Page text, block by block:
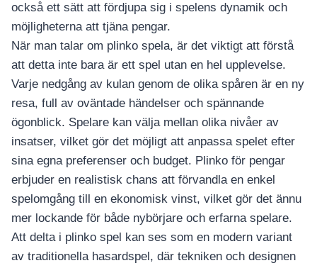
också ett sätt att fördjupa sig i spelens dynamik och
möjligheterna att tjäna pengar.
När man talar om plinko spela, är det viktigt att förstå
att detta inte bara är ett spel utan en hel upplevelse.
Varje nedgång av kulan genom de olika spåren är en ny
resa, full av oväntade händelser och spännande
ögonblick. Spelare kan välja mellan olika nivåer av
insatser, vilket gör det möjligt att anpassa spelet efter
sina egna preferenser och budget. Plinko för pengar
erbjuder en realistisk chans att förvandla en enkel
spelomgång till en ekonomisk vinst, vilket gör det ännu
mer lockande för både nybörjare och erfarna spelare.
Att delta i plinko spel kan ses som en modern variant
av traditionella hasardspel, där tekniken och designen